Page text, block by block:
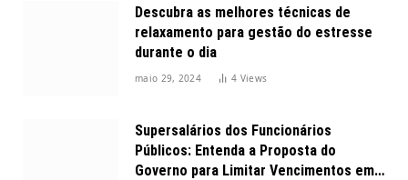
Descubra as melhores técnicas de
relaxamento para gestão do estresse
durante o dia
maio 29, 2024 4 Views
Supersalários dos Funcionários
Públicos: Entenda a Proposta do
Governo para Limitar Vencimentos em